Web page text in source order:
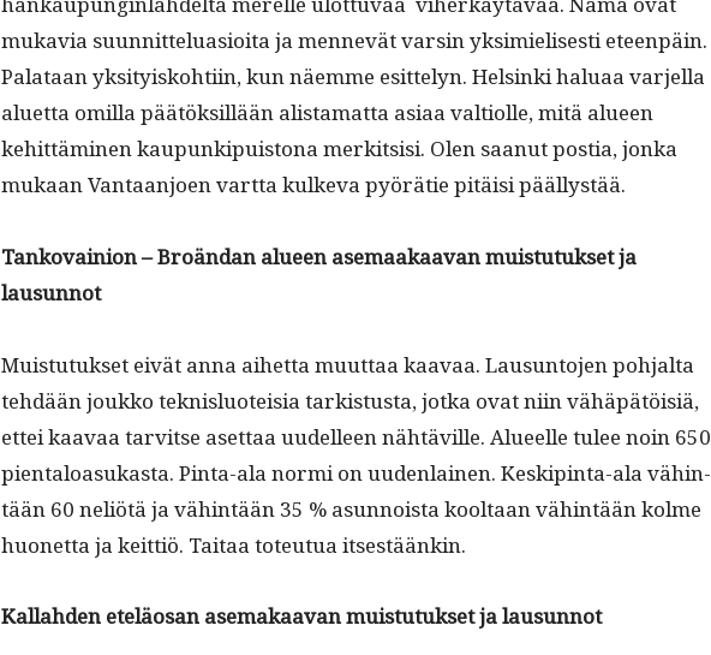
mukavia suun­nit­telu­a­sioi­ta ja men­nevät varsin yksimielis­es­ti eteen­päin.
Palataan yksi­tyisko­hti­in, kun näemme esit­te­lyn. Helsin­ki halu­aa var­jel­la
aluet­ta omil­la päätök­sil­lään alis­ta­mat­ta asi­aa val­ti­olle, mitä alueen
kehit­tämi­nen kaupunkipuis­tona merk­it­sisi. Olen saanut pos­tia, jon­ka
mukaan Van­taan­joen vart­ta kulke­va pyörätie pitäisi päällystää.
Tanko­vain­ion – Broän­dan alueen ase­maakaa­van muis­tu­tuk­set ja
lausunnot
Muis­tu­tuk­set eivät anna aihet­ta muut­taa kaavaa. Lausun­to­jen poh­jal­ta
tehdään joukko teknis­lu­oteisia tark­istus­ta, jot­ka ovat niin vähäpätöisiä,
ettei kaavaa tarvitse aset­taa uudelleen nähtäville. Alueelle tulee noin 650
pien­taloa­sukas­ta. Pin­ta-ala nor­mi on uuden­lainen. Keskip­in­ta-ala vähin­
tään 60 neliötä ja vähin­tään 35 % asun­noista kooltaan vähin­tään kolme
huonet­ta ja keit­tiö. Taitaa toteu­tua itsestäänkin.
Kallah­den eteläosan ase­makaa­van muis­tu­tuk­set ja lausunnot